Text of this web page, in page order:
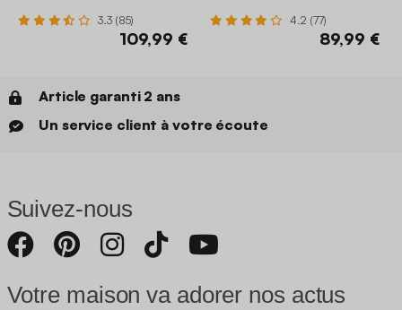
3.3 (85)
109,99 €
4.2 (77)
89,99 €
Article garanti 2 ans
Un service client à votre écoute
Suivez-nous
Votre maison va adorer nos actus